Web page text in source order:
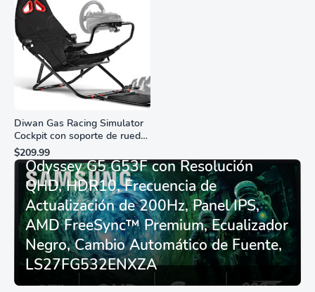
Diwan Gas Racing Simulator
Cockpit con soporte de rueda
de carreras plegable y
asiento - Logitech
G29/920/923/27/25,
Thrustmaster
T248/X/T300RS/T150/458/TX
$209.99
Monitor Gamer SAMSUNG 27”
Odyssey G5 G53F con Resolución
QHD, HDR10, Frecuencia de
Actualización de 200Hz, Panel IPS,
AMD FreeSync™ Premium, Ecualizador
Negro, Cambio Automático de Fuente,
LS27FG532ENXZA